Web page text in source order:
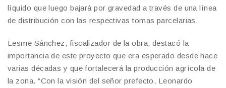
líquido que luego bajará por gravedad a través de una línea
de distribución con las respectivas tomas parcelarias.
Lesme Sánchez, fiscalizador de la obra, destacó la
importancia de este proyecto que era esperado desde hace
varias décadas y que fortalecerá la producción agrícola de
la zona. “Con la visión del señor prefecto, Leonardo